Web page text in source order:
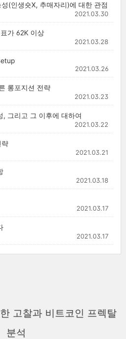
(인생숏X, 추매자리)에 대한 관점
2021.03.30
가 62K 이상
2021.03.28
2021.03.26
롱포지션 전략
2021.03.23
, 그리고 그 이후에 대하여
2021.03.22
략
2021.03.21
2021.03.18
2021.03.17
2021.03.17
고찰과 비트코인 프렉탈
분석